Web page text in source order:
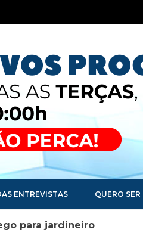
ENTREVISTAS QUERO
para jardineiro